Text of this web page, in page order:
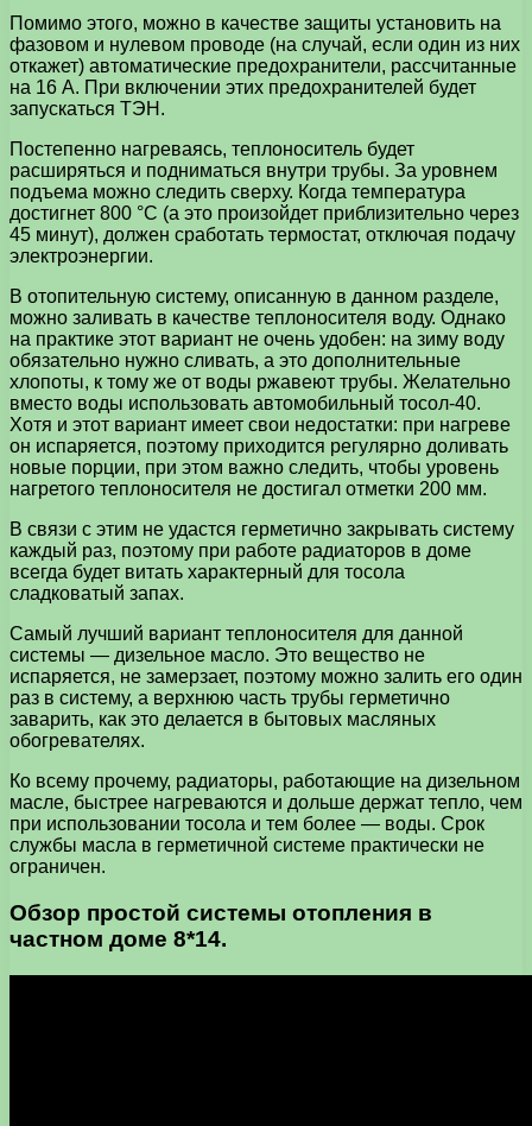
Помимо этого, можно в качестве защиты установить на
фазовом и нулевом проводе (на случай, если один из них
откажет) автоматические предохранители, рассчитанные
на 16 А. При включении этих предохранителей будет
запускаться ТЭН.
Постепенно нагреваясь, теплоноситель будет
расширяться и подниматься внутри трубы. За уровнем
подъема можно следить сверху. Когда температура
достигнет 800 °С (а это произойдет приблизительно через
45 минут), должен сработать термостат, отключая подачу
электроэнергии.
В отопительную систему, описанную в данном разделе,
можно заливать в качестве теплоносителя воду. Однако
на практике этот вариант не очень удобен: на зиму воду
обязательно нужно сливать, а это дополнительные
хлопоты, к тому же от воды ржавеют трубы. Желательно
вместо воды использовать автомобильный тосол-40.
Хотя и этот вариант имеет свои недостатки: при нагреве
он испаряется, поэтому приходится регулярно доливать
новые порции, при этом важно следить, чтобы уровень
нагретого теплоносителя не достигал отметки 200 мм.
В связи с этим не удастся герметично закрывать систему
каждый раз, поэтому при работе радиаторов в доме
всегда будет витать характерный для тосола
сладковатый запах.
Самый лучший вариант теплоносителя для данной
системы — дизельное масло. Это вещество не
испаряется, не замерзает, поэтому можно залить его один
раз в систему, а верхнюю часть трубы герметично
заварить, как это делается в бытовых масляных
обогревателях.
Ко всему прочему, радиаторы, работающие на дизельном
масле, быстрее нагреваются и дольше держат тепло, чем
при использовании тосола и тем более — воды. Срок
службы масла в герметичной системе практически не
ограничен.
Обзор простой системы отопления в
частном доме 8*14.